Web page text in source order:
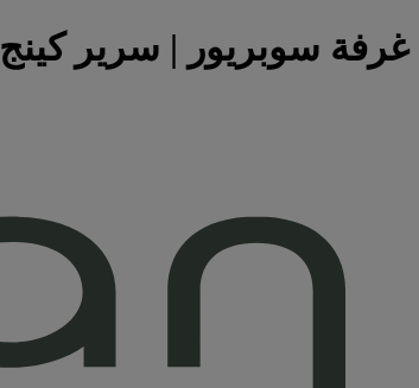
غرفة سوبريور | سرير كينج